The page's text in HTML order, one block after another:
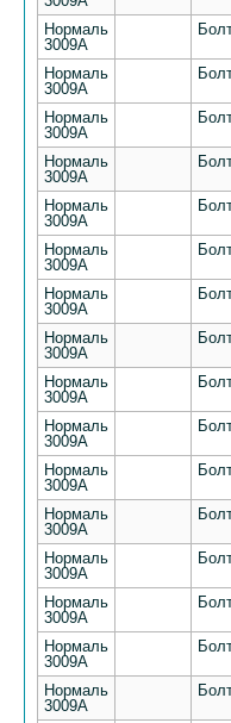
Нормаль
3009А
Нормаль
3009А
Нормаль
3009А
Нормаль
3009А
Нормаль
3009А
Нормаль
3009А
Нормаль
3009А
Нормаль
3009А
Нормаль
3009А
Нормаль
3009А
Нормаль
3009А
Нормаль
3009А
Нормаль
3009А
Нормаль
3009А
Нормаль
3009А
Нормаль
3009А